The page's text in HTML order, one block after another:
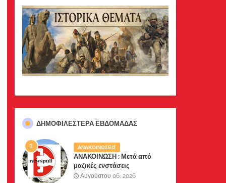
ΔΗΜΟΦΙΛΈΣΤΕΡΑ ΕΒΔΟΜΆΔΑΣ
ΑΝΑΚΟΙΝΩΣΕΙΣ
ΑΝΑΚΟΙΝΩΣΗ : Μετά από
μαζικές ενστάσεις
αναγνωστών μας, το site μας
Αυγούστου 06, 2026